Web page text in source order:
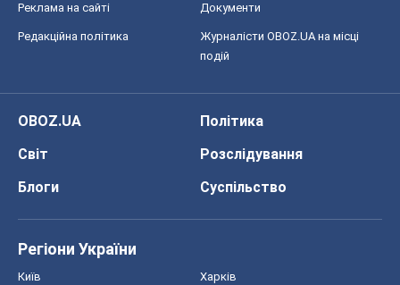
Реклама на сайті Документи
Редакційна політика
Журналісти OBOZ.UA на місці
подій
OBOZ.UA
Політика
Світ
Розслідування
Блоги
Суспільство
Регіони України
Київ Харків